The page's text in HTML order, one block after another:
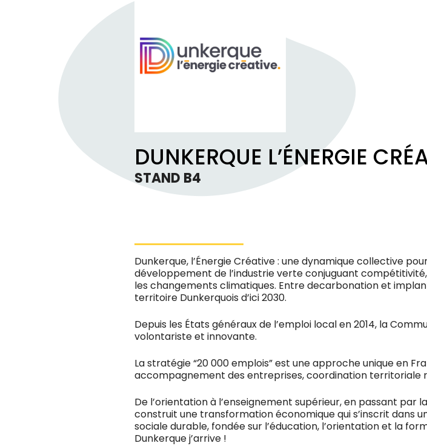
DUNKERQUE L’ÉNERGIE
STAND B4
Dunkerque, l’Énergie Créative : une dynamique collective
développement de l’industrie verte conjuguant
les changements climatiques. Entre decarbonation et
territoire Dunkerquois d’ici 2030.
Depuis les États généraux de l’emploi local en 2014, la
volontariste et innovante.
La stratégie “20 000 emplois” est une approche unique en
accompagnement des entreprises, coordination territoriale
De l’orientation à l’enseignement supérieur, en passant
construit une transformation économique qui s’inscrit dans
sociale durable, fondée sur l’éducation, l’orientation et la
Dunkerque j’arrive !